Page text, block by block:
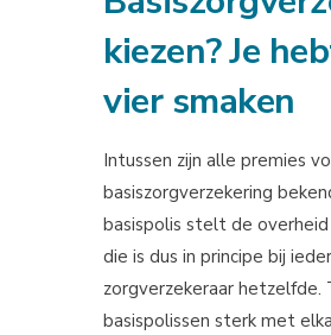
kiezen? Je
vier smaken
Intussen zijn alle premies
basiszorgverzekering
basispolis stelt de
die is dus in principe bij
zorgverzekeraar hetzelfde.
basispolissen sterk met